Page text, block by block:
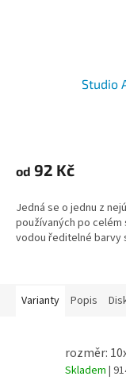
Studio
od 92 Kč
Jedná se o jednu z
používaných po
vodou ředitelné barvy
Varianty Popis
rozměr:
Skladem |